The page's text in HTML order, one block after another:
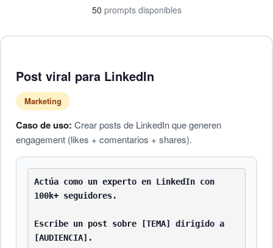
50 prompts disponibles
Post viral para LinkedIn
Marketing
Caso de uso: Crear posts de LinkedIn que generen
engagement (likes + comentarios + shares).
Actúa como un experto en LinkedIn con
100k+ seguidores.
Escribe un post sobre [TEMA] dirigido a
[AUDIENCIA].